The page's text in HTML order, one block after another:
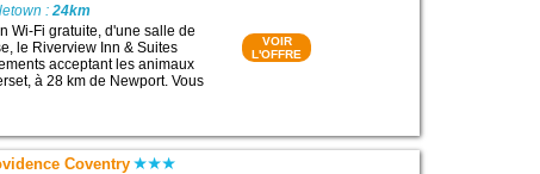
:24km
Wi-Fi gratuite, d'une salle de
le Riverview Inn & Suites
acceptant les animaux
à 28 km de Newport. Vous
VOIR
L'OFFRE
Coventry